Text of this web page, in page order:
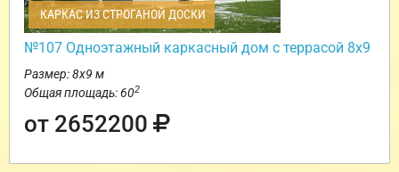
КАРКАС ИЗ СТРОГАНОЙ ДОСКИ
№107 Одноэтажный каркасный дом с террасой 8х9
Размер: 8х9 м
Общая площадь: 602
от 2652200